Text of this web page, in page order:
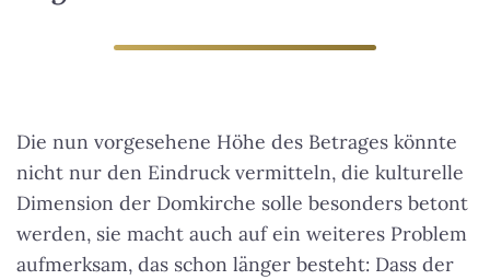
Die nun vorgesehene Höhe des Betrages könnte
nicht nur den Eindruck vermitteln, die kulturelle
Dimension der Domkirche solle besonders betont
werden, sie macht auch auf ein weiteres Problem
aufmerksam, das schon länger besteht: Dass der